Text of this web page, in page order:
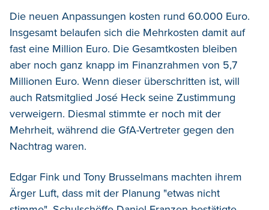
Die neuen Anpassungen kosten rund 60.000 Euro.
Insgesamt belaufen sich die Mehrkosten damit auf
fast eine Million Euro. Die Gesamtkosten bleiben
aber noch ganz knapp im Finanzrahmen von 5,7
Millionen Euro. Wenn dieser überschritten ist, will
auch Ratsmitglied José Heck seine Zustimmung
verweigern. Diesmal stimmte er noch mit der
Mehrheit, während die GfA-Vertreter gegen den
Nachtrag waren.
Edgar Fink und Tony Brusselmans machten ihrem
Ärger Luft, dass mit der Planung "etwas nicht